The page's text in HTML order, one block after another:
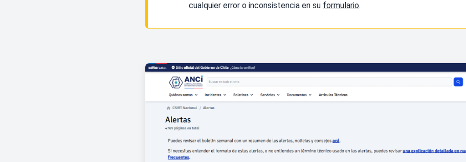
cualquier error o inconsistencia en su formulario.